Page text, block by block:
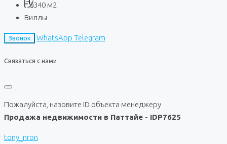
340 м2
Виллы
Звонок WhatsApp Telegram
Связаться с нами
Пожалуйста, назовите ID объекта менеджеру
Продажа недвижимости в Паттайе - IDP7625
tony_nron